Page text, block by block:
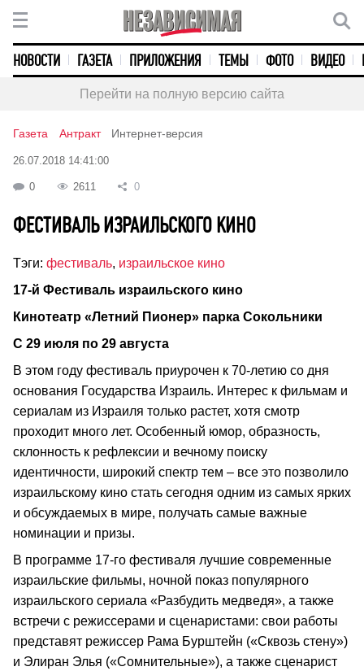
НОВОСТИ ГАЗЕТА ПРИЛОЖЕНИЯ ТЕМЫ ФОТО ВИДЕО
Перейти на полную версию сайта
Газета Антракт Интернет-версия
26.07.2018 14:41:00
0 2611 0
ФЕСТИВАЛЬ ИЗРАИЛЬСКОГО КИНО
Тэги: фестиваль, израильское кино
17-й Фестиваль израильского кино
Кинотеатр «Летний Пионер» парка Сокольники
С 29 июля по 29 августа
В этом году фестиваль приурочен к 70-летию со дня
основания Государства Израиль. Интерес к фильмам и
сериалам из Израиля только растет, хотя смотр
проходит много лет. Особенный юмор, образность,
склонность к рефлексии и вечному поиску
идентичности, широкий спектр тем – все это позволило
израильскому кино стать сегодня одним из самых ярких
и обсуждаемых в мире, получать самые важные
номинации и призы.
В программе 17-го фестиваля лучшие современные
израильские фильмы, ночной показ популярного
израильского сериала «Разбудить медведя», а также
встречи с режиссерами и сценаристами: свои работы
представят режиссер Рама Бурштейн («Сквозь стену»)
и Элиран Элья («Сомнительные»), а также сценарист